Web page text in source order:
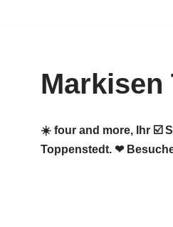
springenMarkisen
☀️ four and more, Ihr ☑️
Toppenstedt. ❤